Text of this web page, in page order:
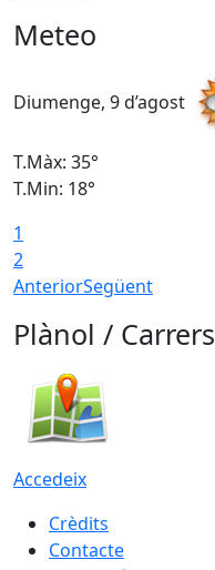
Meteo
Diumenge, 9 d’agost
T.Màx: 35°
T.Min: 18°
1
2
AnteriorSegüent
Plànol / Carrers
Accedeix
Crèdits
Contacte